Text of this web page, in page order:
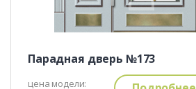
Парадная дверь №173
цена модели: